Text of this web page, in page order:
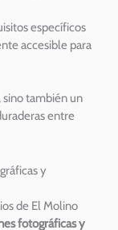
específicos
accesible para
sino también un
entre
y
de El Molino
fotográficas y